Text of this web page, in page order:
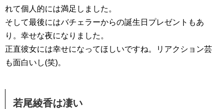
れて個人的には満足しました。
そして最後にはバチェラーからの誕生日プレゼントもあ
り。幸せな夜になりました。
正直彼女には幸せになってほしいですね。リアクション芸
も面白いし(笑)。
若尾綾香は凄い